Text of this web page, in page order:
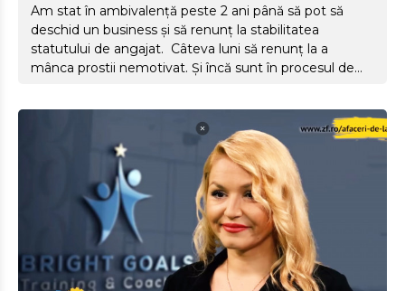
Am stat în ambivalență peste 2 ani până să pot să
deschid un business și să renunț la stabilitatea
statutului de angajat. Câteva luni să renunț la a
mânca prostii nemotivat. Și încă sunt în procesul de
scrolarea pe pagini de socializare sau sportul și cititul
care să înlocuiască serialele.